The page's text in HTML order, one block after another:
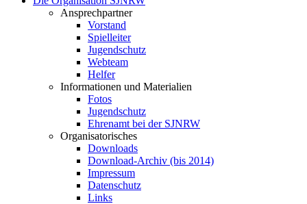
Ansprechpartner
Vorstand
Spielleiter
Jugendschutz
Webteam
Helfer
Informationen und Materialien
Fotos
Jugendschutz
Ehrenamt bei der SJNRW
Organisatorisches
Downloads
Download-Archiv (bis 2014)
Impressum
Datenschutz
Links